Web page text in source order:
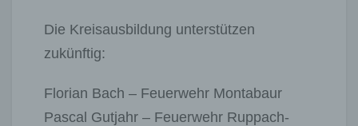
Die Kreisausbildung unterstützen
zukünftig:
Florian Bach – Feuerwehr Montabaur
Pascal Gutjahr – Feuerwehr Ruppach-